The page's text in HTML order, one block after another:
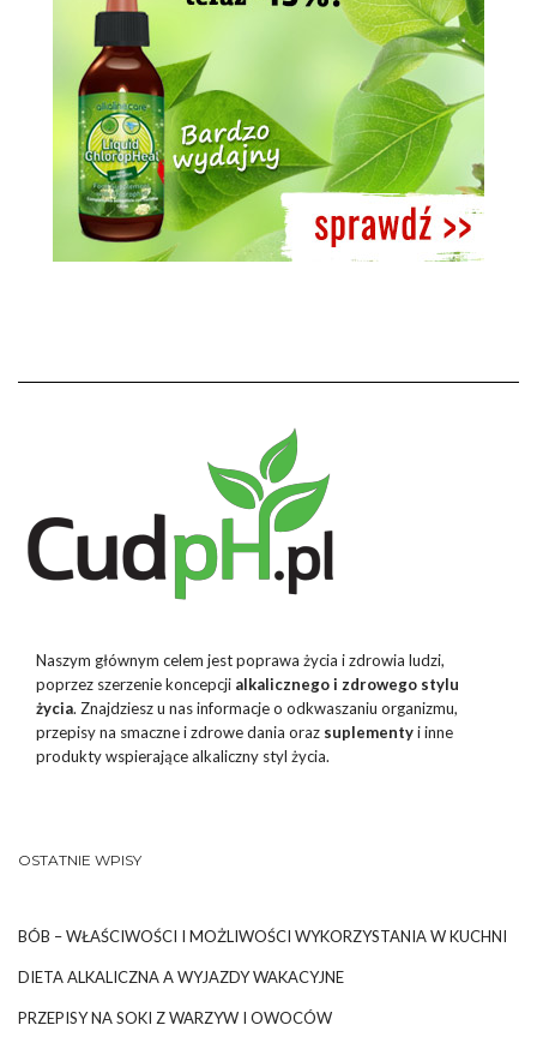
Naszym głównym celem jest poprawa życia i zdrowia ludzi,
poprzez szerzenie koncepcji alkalicznego i zdrowego stylu
życia. Znajdziesz u nas informacje o odkwaszaniu organizmu,
przepisy na smaczne i zdrowe dania oraz suplementyi inne
produkty wspierające alkaliczny styl życia.
OSTATNIE WPISY
BÓB – WŁAŚCIWOŚCI I MOŻLIWOŚCI WYKORZYSTANIA W KUCHNI
DIETA ALKALICZNA A WYJAZDY WAKACYJNE
PRZEPISY NA SOKI Z WARZYW I OWOCÓW